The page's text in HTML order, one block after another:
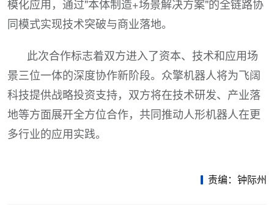
模化应用，通过"本体制造+场景解决方案"的全链路协
同模式实现技术突破与商业落地。
此次合作标志着双方进入了资本、技术和应用场
景三位一体的深度协作新阶段。众擎机器人将为飞阔
科技提供战略投资支持，双方将在技术研发、产业落
地等方面展开全方位合作，共同推动人形机器人在更
多行业的应用实践。
责编：钟际州